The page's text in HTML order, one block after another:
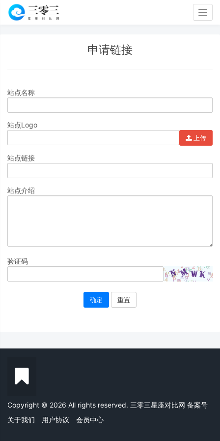
申请链接
站点名称
站点Logo
上传
站点链接
站点介绍
验证码
确定 重置
Copyright © 2026 All rights reserved. 三零三星座对比网 备案号
关于我们
用户协议 会员中心